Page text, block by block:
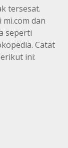
tersesat.
dan
seperti
Catat
ini: